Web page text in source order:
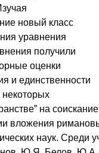
новый класс
уравнения
получили
оценки
и единственности
на
вложения
наук. Среди